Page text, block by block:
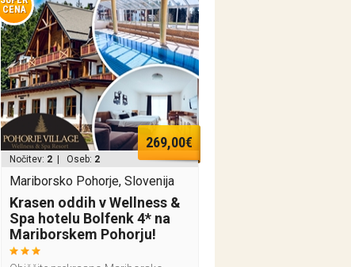
CENA
269,00€
Nočitev: 2 | Oseb: 2
Mariborsko Pohorje, Slovenija
Krasen oddih v Wellness &
Spa hotelu Bolfenk 4* na
Mariborskem Pohorju!